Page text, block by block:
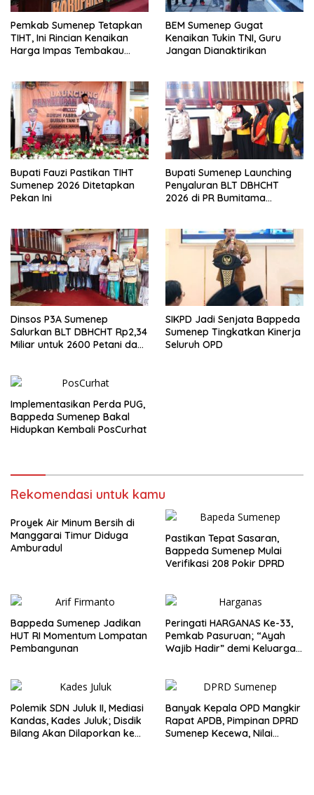
Pemkab Sumenep Tetapkan
TIHT, Ini Rincian Kenaikan
Harga Impas Tembakau
BEM Sumenep Gugat
Kenaikan Tukin TNI, Guru
Jangan Dianaktirikan
Bupati Fauzi Pastikan TIHT
Sumenep 2026 Ditetapkan
Pekan Ini
Bupati Sumenep Launching
Penyaluran BLT DBHCHT
2026 di PR Bumitama
Dinsos P3A Sumenep
Salurkan BLT DBHCHT Rp2,34
Miliar untuk 2600 Petani dan
SIKPD Jadi Senjata Bappeda
Sumenep Tingkatkan Kinerja
Seluruh OPD
Implementasikan Perda PUG,
Bappeda Sumenep Bakal
Hidupkan Kembali PosCurhat
Rekomendasi untuk kamu
Proyek Air Minum Bersih di
Manggarai Timur Diduga
Amburadul
Pastikan Tepat Sasaran,
Bappeda Sumenep Mulai
Verifikasi 208 Pokir DPRD
Bappeda Sumenep Jadikan
HUT RI Momentum Lompatan
Pembangunan
Peringati HARGANAS Ke-33,
Pemkab Pasuruan; “Ayah
Wajib Hadir” demi Keluarga
Polemik SDN Juluk II, Mediasi
Kandas, Kades Juluk; Disdik
Bilang Akan Dilaporkan ke
Banyak Kepala OPD Mangkir
Rapat APDB, Pimpinan DPRD
Sumenep Kecewa, Nilai